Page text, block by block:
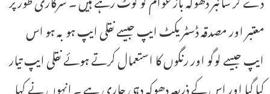
معتبر اور مصدقہ ڈسٹریکٹ ایپ جیسے نقلی ایپ ہو بہ ہو اس
ایپ جیسے لوگو اور رنگوں کا استعمال کرتے ہوئے نقلی ایپ تیار
کیا گیا اور اس کے ذریعہ دھوکہ دہی جاری ہے ۔ انہوں نے کہا